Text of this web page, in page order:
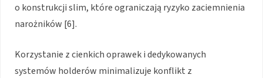
o konstrukcji slim, które ograniczają ryzyko zaciemnienia
narożników [6].
Korzystanie z cienkich oprawek i dedykowanych
systemów holderów minimalizuje konflikt z